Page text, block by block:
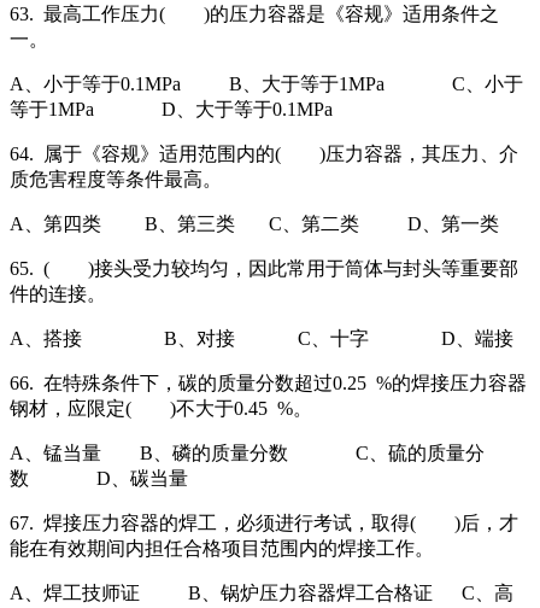
63. 最高工作压力( )的压力容器是《容规》适用条件之
一。
A、小于等于0.1MPa B、大于等于1MPa C、小于
等于1MPa D、大于等于0.1MPa
64. 属于《容规》适用范围内的( )压力容器，其压力、介
质危害程度等条件最高。
A、第四类 B、第三类 C、第二类 D、第一类
65. ( )接头受力较均匀，因此常用于筒体与封头等重要部
件的连接。
A、搭接 B、对接 C、十字 D、端接
66. 在特殊条件下，碳的质量分数超过0.25 %的焊接压力容器
钢材，应限定( )不大于0.45 %。
A、锰当量 B、磷的质量分数 C、硫的质量分
数 D、碳当量
67. 焊接压力容器的焊工，必须进行考试，取得( )后，才
能在有效期间内担任合格项目范围内的焊接工作。
A、焊工技师证 B、锅炉压力容器焊工合格证 C、高